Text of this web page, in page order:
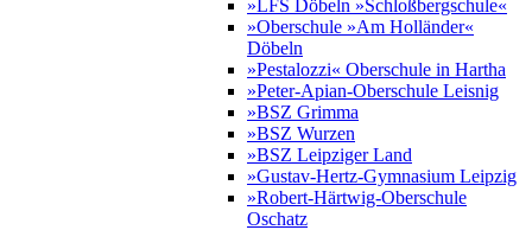
»LFS Döbeln »Schloßbergschule«
»Oberschule »Am Holländer«
Döbeln
»Pestalozzi« Oberschule in Hartha
»Peter-Apian-Oberschule Leisnig
»BSZ Grimma
»BSZ Wurzen
»BSZ Leipziger Land
»Gustav-Hertz-Gymnasium Leipzig
»Robert-Härtwig-Oberschule
Oschatz